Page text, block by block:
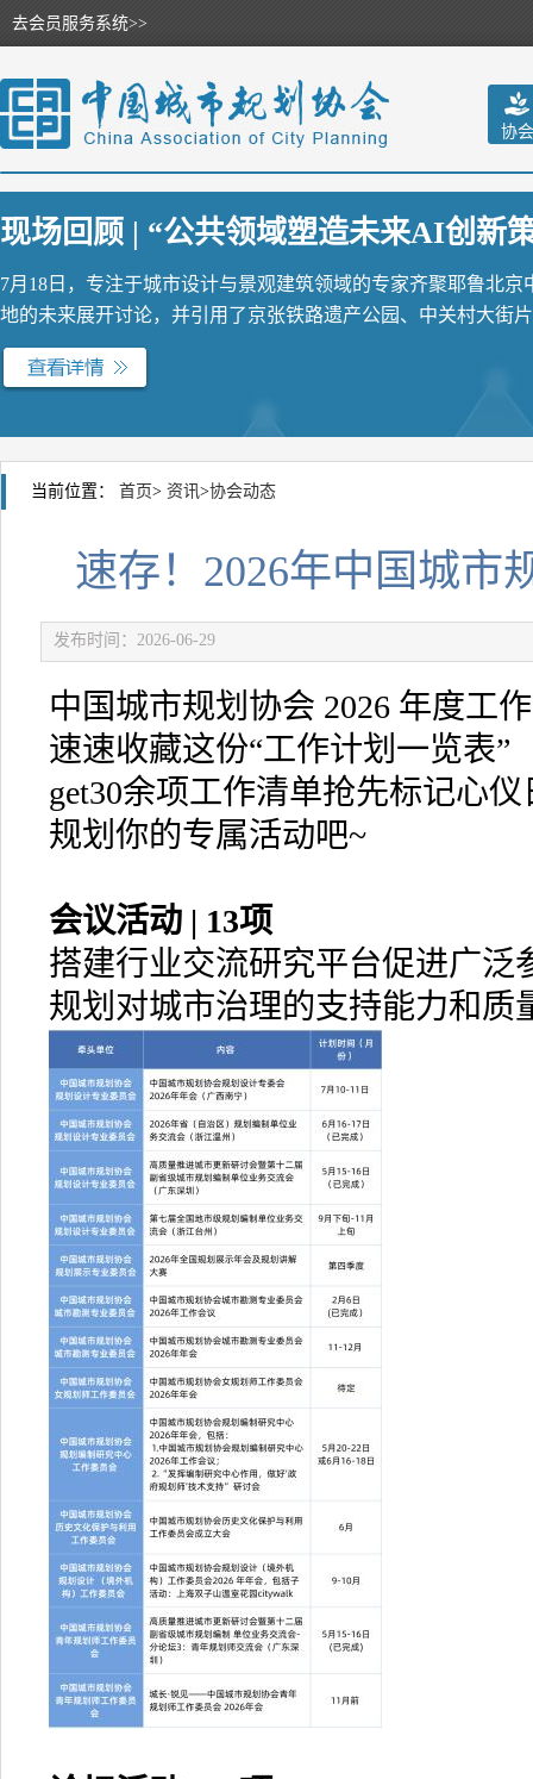
去会员服务系统>>
协会
现场回顾 | “公共领域塑造未来AI创新
7月18日，专注于城市设计与景观建筑领域的专家齐聚耶鲁北
地的未来展开讨论，并引用了京张铁路遗产公园、中关村大街
当前位置： 首页> 资讯>协会动态
速存！2026年中国城市
发布时间：2026-06-29
中国城市规划协会 2026 年度工
速速收藏这份“工作计划一览表”
get30余项工作清单抢先标记心仪
规划你的专属活动吧~
会议活动 | 13项
搭建行业交流研究平台促进广泛
规划对城市治理的支持能力和质